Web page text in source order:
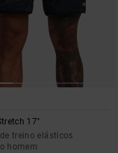
17"
treino elásticos
homem